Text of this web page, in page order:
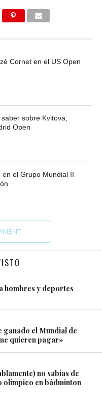
Cornet en el US Open
sobre Kvitova,
Open
el Grupo Mundial II
hombres y deportes
ganado el Mundial de
quieren pagar»
no sabías de
en bádminton